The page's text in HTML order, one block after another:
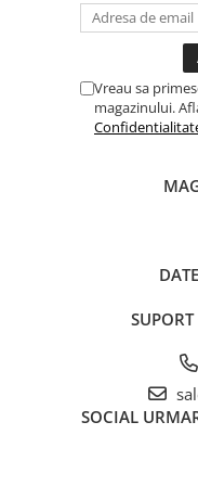
Balonul se livreaza
Setul contine un pai
Poate fi umflat cu aer
Alege baloanele pentru
Vreau sa
magazinului.
SOCIAL